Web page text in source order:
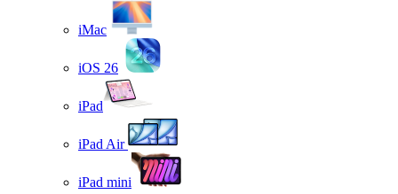
iMac
iOS 26
iPad
iPad Air
iPad mini